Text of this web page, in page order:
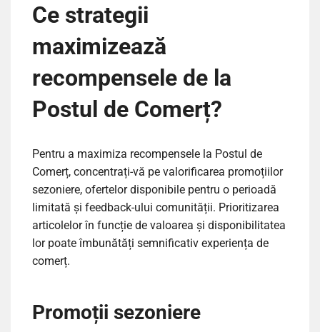
Ce strategii
maximizează
recompensele de la
Postul de Comerț?
Pentru a maximiza recompensele la Postul de
Comerț, concentrați-vă pe valorificarea promoțiilor
sezoniere, ofertelor disponibile pentru o perioadă
limitată și feedback-ului comunității. Prioritizarea
articolelor în funcție de valoarea și disponibilitatea
lor poate îmbunătăți semnificativ experiența de
comerț.
Promoții sezoniere